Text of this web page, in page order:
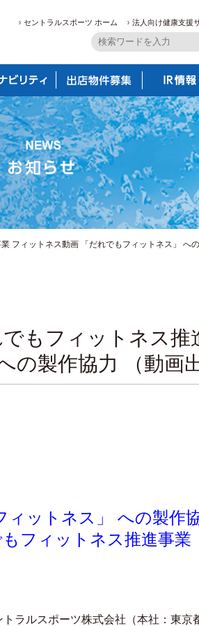
セントラルスポーツ ホーム 法人向け健康支援
フィットネス動画 「だれでもフィットネス」 へ
もフィットネス
の製作協力 （動画
ットネス」 への製作
フィットネス推進事業
ラルスポーツ株式会社（本社：東京